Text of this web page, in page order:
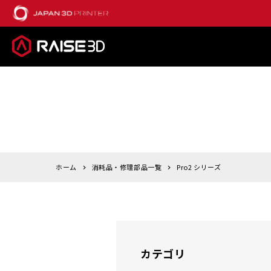
ホーム 消耗品・修理部品一覧 Pro2 シリーズ
カテゴリ